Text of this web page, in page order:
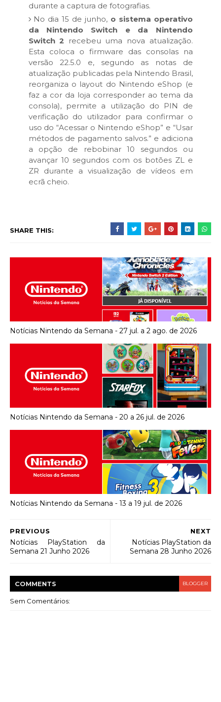
durante a captura de fotografias.
No dia 15 de junho, o sistema operativo
da Nintendo Switch e da Nintendo
Switch 2 recebeu uma nova atualização.
Esta coloca o firmware das consolas na
versão 22.5.0 e, segundo as notas de
atualização publicadas pela Nintendo Brasil,
reorganiza o layout do Nintendo eShop (e
faz a cor da loja corresponder ao tema da
consola), permite a utilização do PIN de
verificação do utilizador para confirmar o
uso do “Acessar o Nintendo eShop” e “Usar
métodos de pagamento salvos.” e adiciona
a opção de rebobinar 10 segundos ou
avançar 10 segundos com os botões ZL e
ZR durante a visualização de vídeos em
ecrã cheio.
SHARE THIS:
Notícias Nintendo da Semana - 27 jul. a 2 ago. de 2026
Notícias Nintendo da Semana - 20 a 26 jul. de 2026
Notícias Nintendo da Semana - 13 a 19 jul. de 2026
NEXT
Notícias PlayStation da
Semana 28 Junho 2026
PREVIOUS
Notícias PlayStation da
Semana 21 Junho 2026
COMMENTS BLOGGER
Sem Comentários: